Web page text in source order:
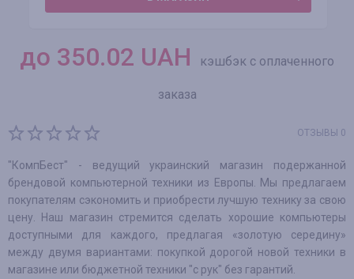
до 350.02 UAH кэшбэк с оплаченного
заказа
ОТЗЫВЫ 0
"КомпБест" - ведущий украинский магазин подержанной
брендовой компьютерной техники из Европы. Мы предлагаем
покупателям сэкономить и приобрести лучшую технику за свою
цену. Наш магазин стремится сделать хорошие компьютеры
доступными для каждого, предлагая «золотую середину»
между двумя вариантами: покупкой дорогой новой техники в
магазине или бюджетной техники "с рук" без гарантий.